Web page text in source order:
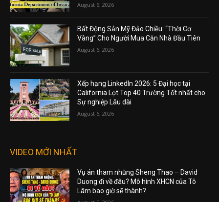
August 6, 2026
Bất Động Sản Mỹ Đảo Chiều: “Thời Cơ
Vàng” Cho Người Mua Căn Nhà Đầu Tiên
August 6, 2026
Xếp hạng LinkedIn 2026: 5 Đại học tại
California Lọt Top 40 Trường Tốt nhất cho
Sự nghiệp Lâu dài
August 6, 2026
VIDEO MỚI NHẤT
Vụ án tham nhũng Sheng Thao – David
Duong đi về đâu? Mô hình XHCN của Tô
Lâm bao giờ sẽ thành?